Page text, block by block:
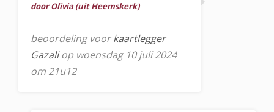
door Olivia (uit Heemskerk)
beoordeling voorkaartlegger
Gazaliop woensdag 10 juli 2024
om 21u12